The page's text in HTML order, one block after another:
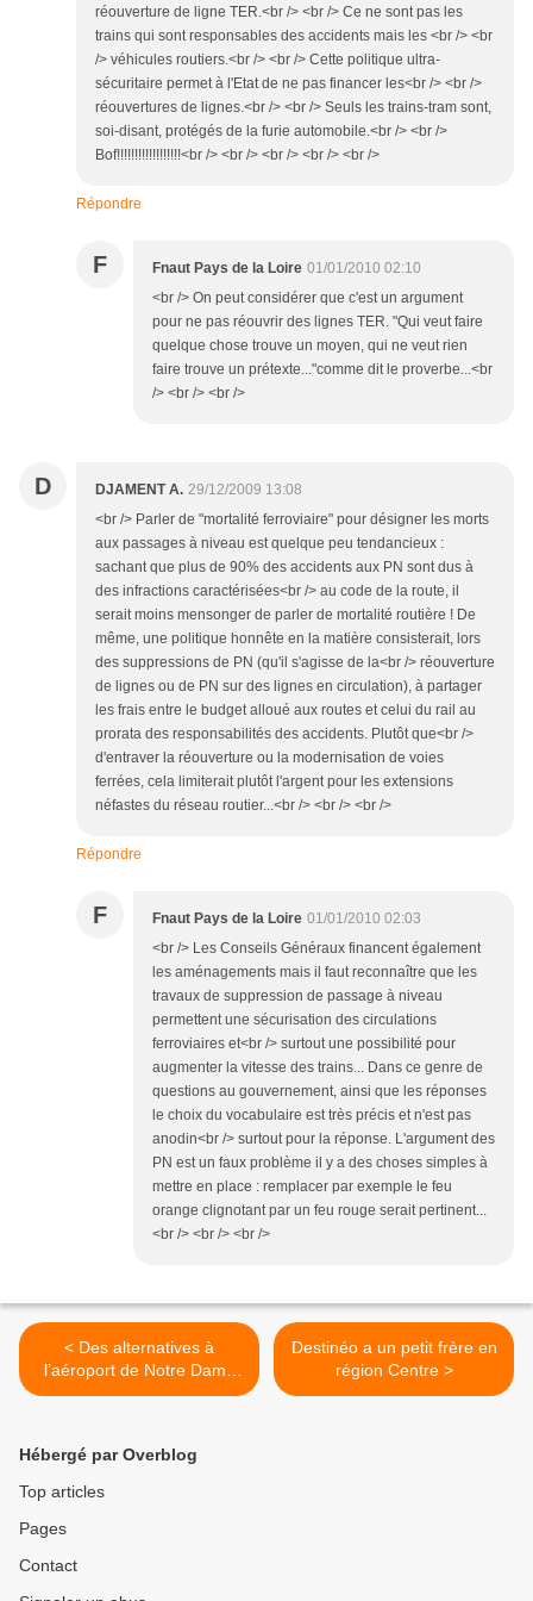
réouverture de ligne TER.<br /> <br /> Ce ne sont pas les
trains qui sont responsables des accidents mais les <br /> <br
/> véhicules routiers.<br /> <br /> Cette politique ultra-
sécuritaire permet à l'Etat de ne pas financer les<br /> <br />
réouvertures de lignes.<br /> <br /> Seuls les trains-tram sont,
soi-disant, protégés de la furie automobile.<br /> <br />
Bof!!!!!!!!!!!!!!!!!!<br /> <br /> <br /> <br /> <br />
Répondre
F Fnaut Pays de la Loire 01/01/2010 02:10
<br /> On peut considérer que c'est un argument
pour ne pas réouvrir des lignes TER. "Qui veut faire
quelque chose trouve un moyen, qui ne veut rien
faire trouve un prétexte..."comme dit le proverbe...<br
/> <br /> <br />
D DJAMENT A. 29/12/2009 13:08
<br /> Parler de "mortalité ferroviaire" pour désigner les morts
aux passages à niveau est quelque peu tendancieux :
sachant que plus de 90% des accidents aux PN sont dus à
des infractions caractérisées<br /> au code de la route, il
serait moins mensonger de parler de mortalité routière ! De
même, une politique honnête en la matière consisterait, lors
des suppressions de PN (qu'il s'agisse de la<br /> réouverture
de lignes ou de PN sur des lignes en circulation), à partager
les frais entre le budget alloué aux routes et celui du rail au
prorata des responsabilités des accidents. Plutôt que<br />
d'entraver la réouverture ou la modernisation de voies
ferrées, cela limiterait plutôt l'argent pour les extensions
néfastes du réseau routier...<br /> <br /> <br />
Répondre
F Fnaut Pays de la Loire 01/01/2010 02:03
<br /> Les Conseils Généraux financent également
les aménagements mais il faut reconnaître que les
travaux de suppression de passage à niveau
permettent une sécurisation des circulations
ferroviaires et<br /> surtout une possibilité pour
augmenter la vitesse des trains... Dans ce genre de
questions au gouvernement, ainsi que les réponses
le choix du vocabulaire est très précis et n'est pas
anodin<br /> surtout pour la réponse. L'argument des
PN est un faux problème il y a des choses simples à
mettre en place : remplacer par exemple le feu
orange clignotant par un feu rouge serait pertinent...
<br /> <br /> <br />
< Des alternatives à
l’aéroport de Notre Dame
des Landes (2)
Destinéo a un petit frère en
région Centre >
Hébergé par Overblog
Top articles
Pages
Contact